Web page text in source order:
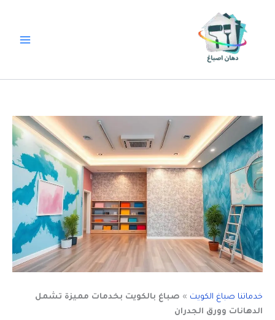
خدماتنا صباغ الكويت » صباغ بالكويت بخدمات مميزة تشمل
الدهانات وورق الجدران